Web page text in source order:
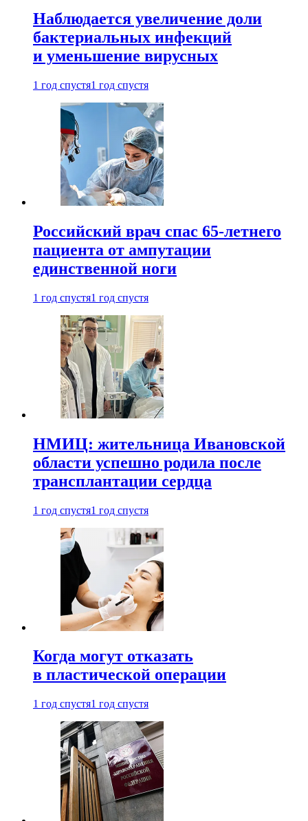
Наблюдается увеличение доли
бактериальных инфекций
и уменьшение вирусных
1 год спустя1 год спустя
Российский врач спас 65-летнего
пациента от ампутации
единственной ноги
1 год спустя1 год спустя
НМИЦ: жительница Ивановской
области успешно родила после
трансплантации сердца
1 год спустя1 год спустя
Когда могут отказать
в пластической операции
1 год спустя1 год спустя